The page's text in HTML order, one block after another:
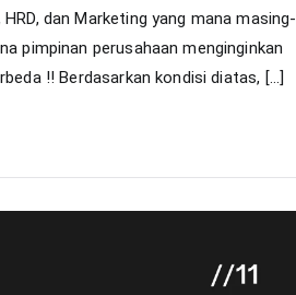
dan Marketing yang mana masing-
pimpinan perusahaan menginginkan
!! Berdasarkan kondisi diatas, […]